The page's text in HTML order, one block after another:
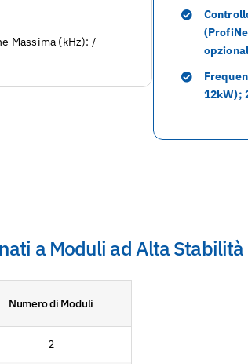
Massima (kHz): /
12kW);
a Moduli ad Alta Stabilità
Numero di Moduli
2